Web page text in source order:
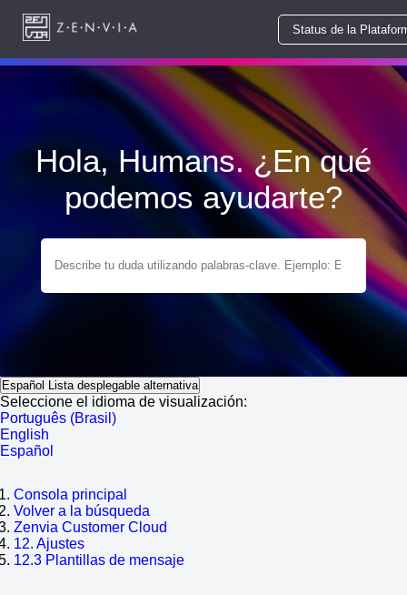
Status de la
Hola, Humans. ¿En qué
podemos ayudarte?
Español Lista desplegable alternativa
Seleccione el idioma de visualización:
Português (Brasil)
English
Español
Consola principal
Volver a la búsqueda
Zenvia Customer Cloud
12. Ajustes
12.3 Plantillas de mensaje